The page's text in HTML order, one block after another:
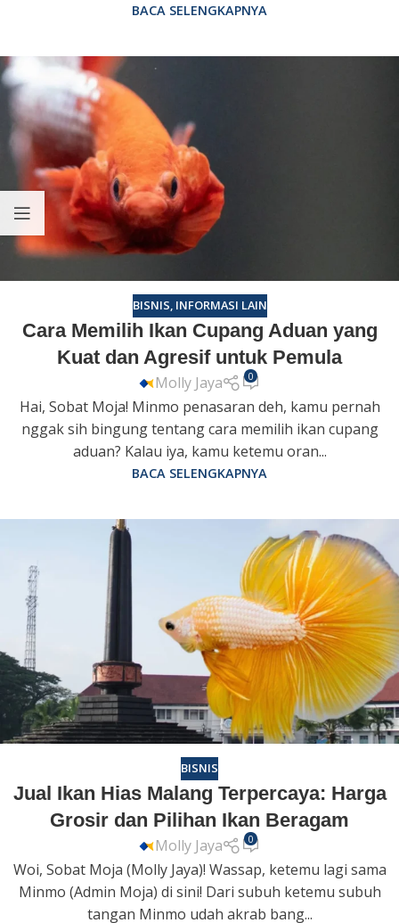
BACA SELENGKAPNYA
BISNIS, INFORMASI LAIN
Cara Memilih Ikan Cupang Aduan yang
Kuat dan Agresif untuk Pemula
Molly Jaya 0
Hai, Sobat Moja! Minmo penasaran deh, kamu pernah
nggak sih bingung tentang cara memilih ikan cupang
aduan? Kalau iya, kamu ketemu oran...
BACA SELENGKAPNYA
BISNIS
Jual Ikan Hias Malang Terpercaya: Harga
Grosir dan Pilihan Ikan Beragam
Molly Jaya 0
Woi, Sobat Moja (Molly Jaya)! Wassap, ketemu lagi sama
Minmo (Admin Moja) di sini! Dari subuh ketemu subuh
tangan Minmo udah akrab bang...